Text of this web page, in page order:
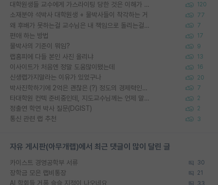
대학원생들 교수에게 가스라이팅 당한 것은 이해가 갑니다. 안타깝네요. 120
소재분야 석박사 대학원생 + 물박사들이 착각하는 거 77
왜 후배가 못하는걸 교수님은 내 책임으로 돌리는걸까요? 7
편애 하는 방법 17
물박사의 기준이 뭐임? 9
랩홈피에 다들 본인 사진 올리냐 13
이사이트가 처음엔 정말 도움많이됐는데 16
신생랩가지말라는 이유가 있었구나 20
박사진학하기에 2억은 괜찮은 (?) 정도의 경제력인가요 7
타대학원 컨텍 준비중인데, 지도교수님께는 언제 말씀드려야 할까요? 2
정출연 학연 박사 질문(DGIST) 2
통신 관련 랩 추천 3
자유 게시판(아무개랩)에서 최근 댓글이 많이 달린 글
카이스트 경영공학부 서류 30
장학금 모은 랩비통장 21
AI 학회들 거품 슬슬 지적이 나오네요 33